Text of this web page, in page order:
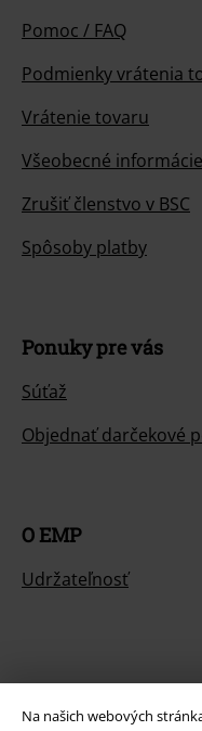
Na našich webových
Pomoc / FAQ
Podmienky vrátenia
Vrátenie tovaru
Všeobecné
Zrušiť členstvo v BSC
Spôsoby platby
Ponuky pre vás
Súťaž
Objednať darčekové
O EMP
Udržateľnosť